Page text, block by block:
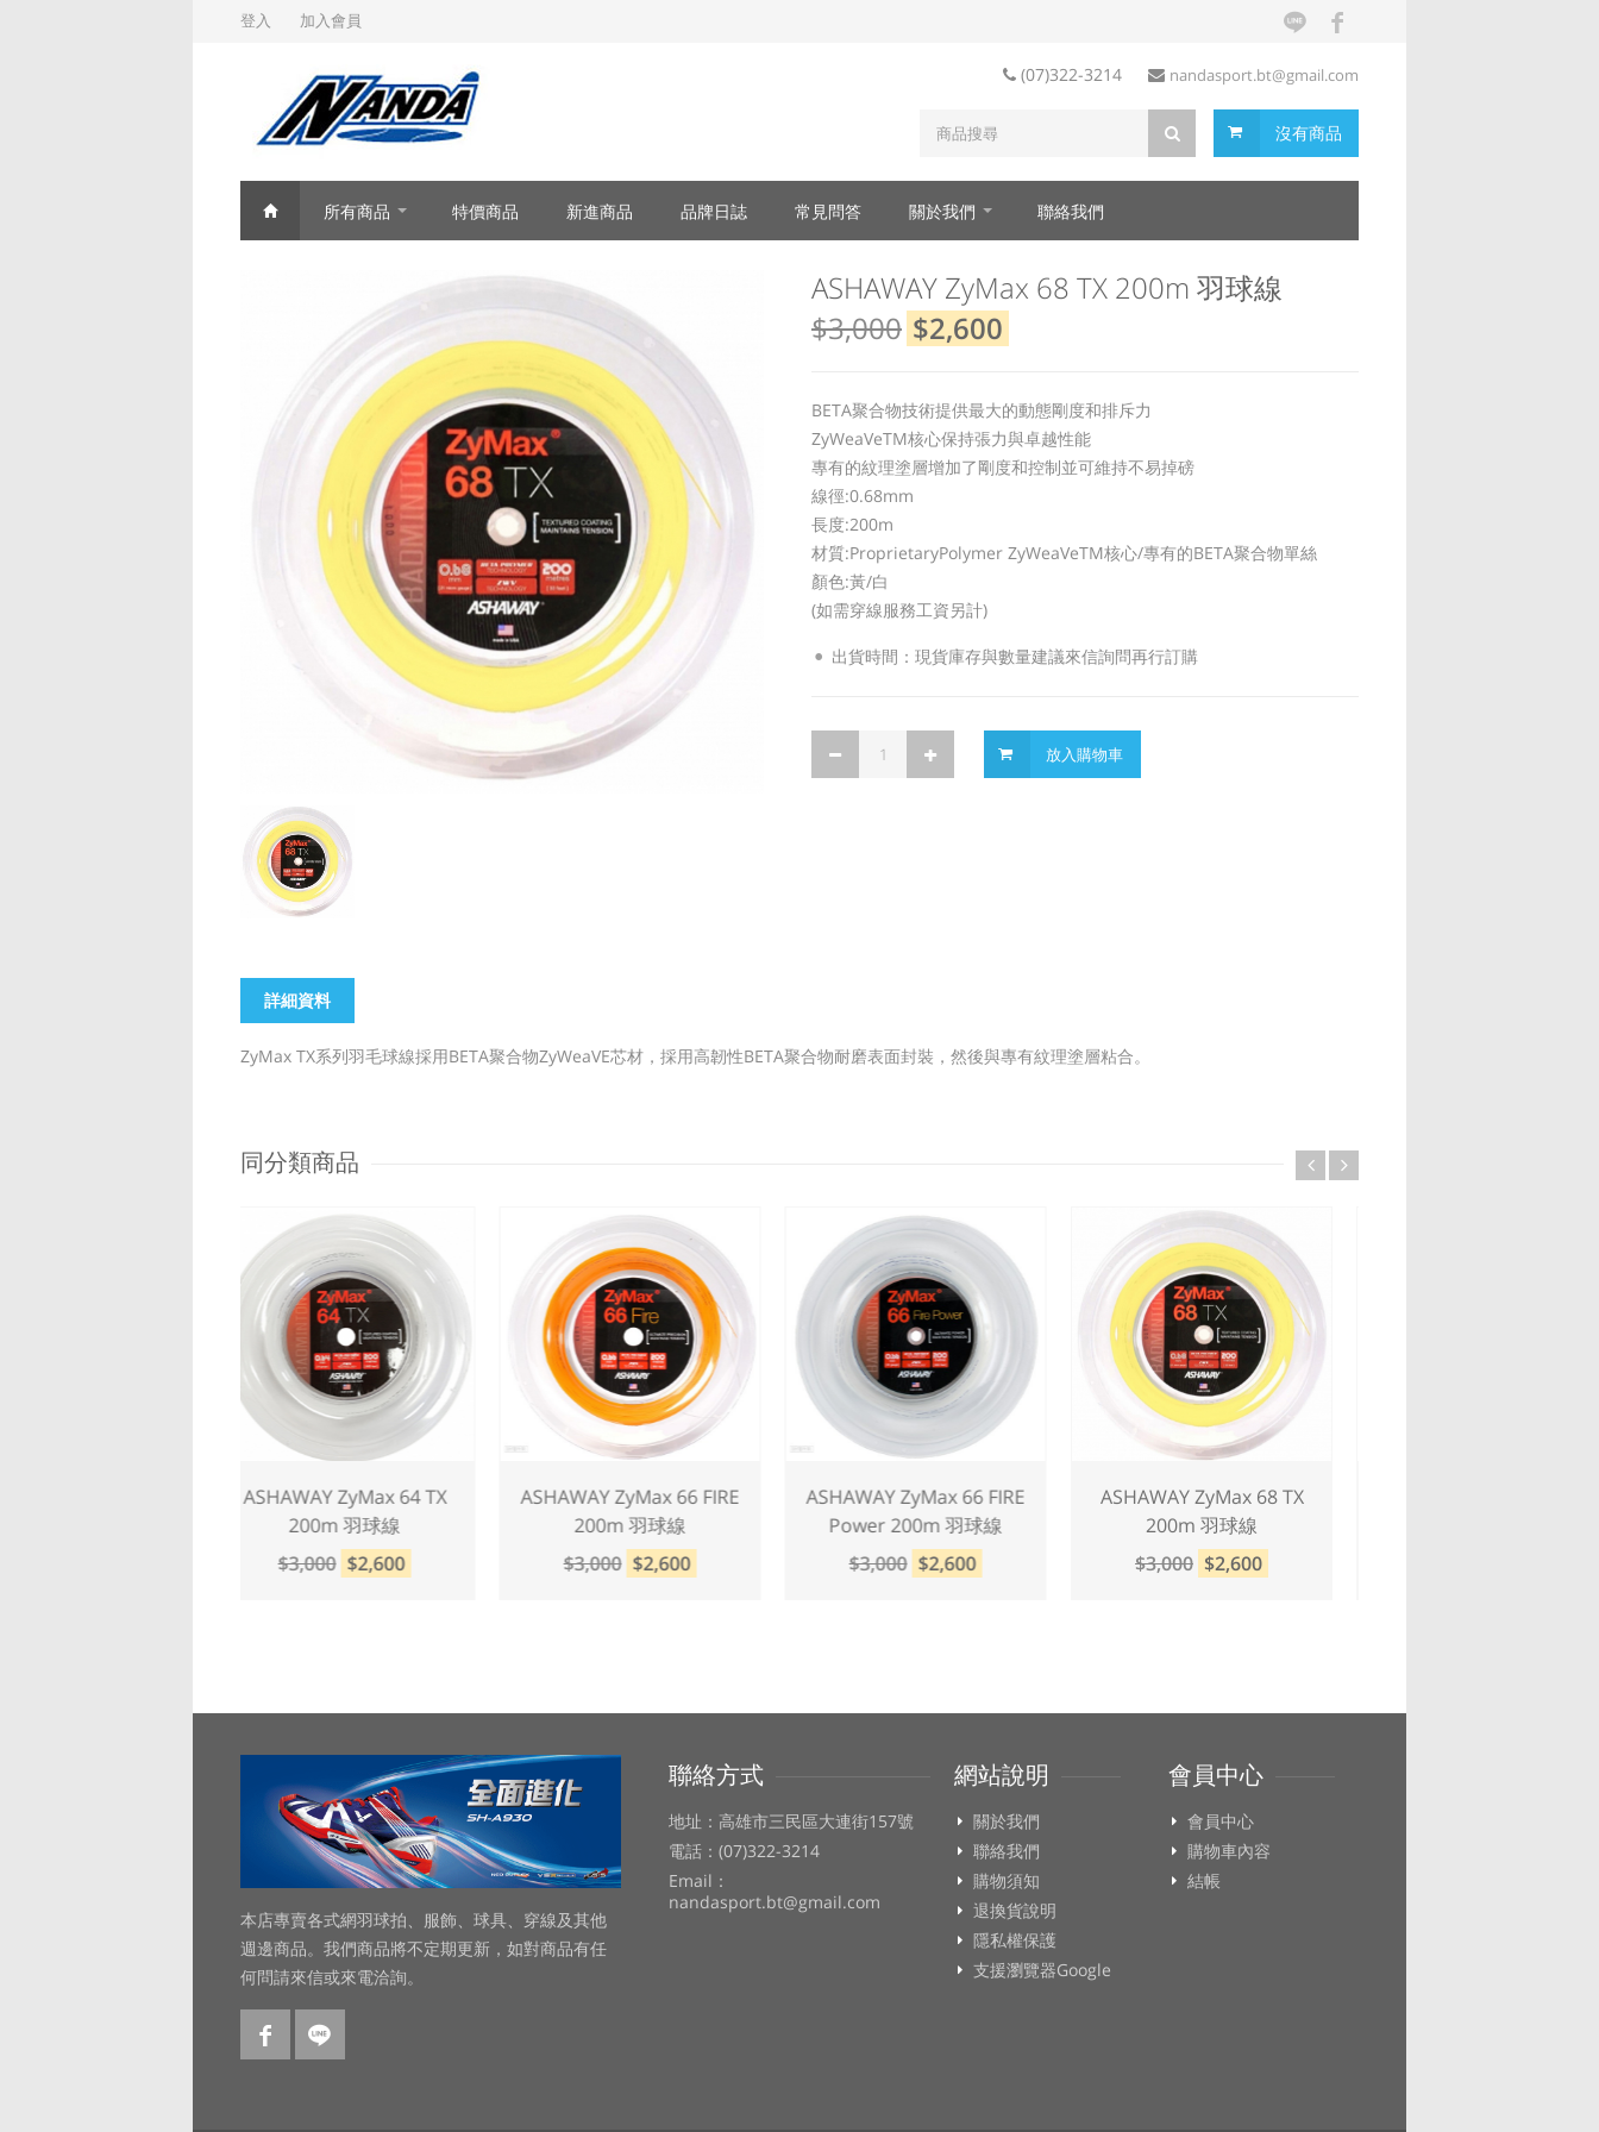
登入 加入會員
(07)322-3214 nandasport.bt@gmail.com
沒有商品
所有商品 特價商品 新進商品 品牌日誌 常見問答 關於我們 聯絡我們
ASHAWAY ZyMax 68 TX 200m 羽球線
$3,000 $2,600
BETA聚合物技術提供最大的動態剛度和排斥力
ZyWeaVeTM核心保持張力與卓越性能
專有的紋理塗層增加了剛度和控制並可維持不易掉磅
線徑:0.68mm
長度:200m
材質:ProprietaryPolymer ZyWeaVeTM核心/專有的BETA聚合物單絲
顏色:黃/白
(如需穿線服務工資另計)
出貨時間：現貨庫存與數量建議來信詢問再行訂購
放入購物車
詳細資料
ZyMax TX系列羽毛球線採用BETA聚合物ZyWeaVE芯材，採用高韌性BETA聚合物耐磨表面封裝，然後與專有紋理塗層粘合。
同分類商品
ASHAWAY ZyMax 64 TX
200m 羽球線
$3,000 $2,600
ASHAWAY ZyMax 66 FIRE
200m 羽球線
$3,000 $2,600
ASHAWAY ZyMax 66 FIRE
Power 200m 羽球線
$3,000 $2,600
ASHAWAY ZyMax 68 TX
200m 羽球線
$3,000 $2,600
本店專賣各式網羽球拍、服飾、球具、穿線及其他
週邊商品。我們商品將不定期更新，如對商品有任
何問請來信或來電洽詢。
聯絡方式
地址：高雄市三民區大連街157號
電話：(07)322-3214
Email：
nandasport.bt@gmail.com
網站說明
關於我們
聯絡我們
購物須知
退換貨說明
隱私權保護
支援瀏覽器Google
會員中心
會員中心
購物車內容
結帳